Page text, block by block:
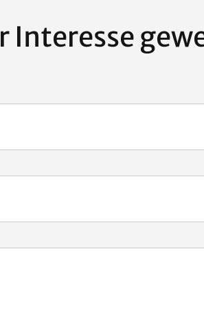
Interesse